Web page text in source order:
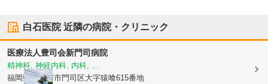
白石医院近隣の病院・クリニック
医療法人豊司会新門司病院
精神科, 神経内科, 内科, ...
福岡県北九州市門司区大字猿喰615番地